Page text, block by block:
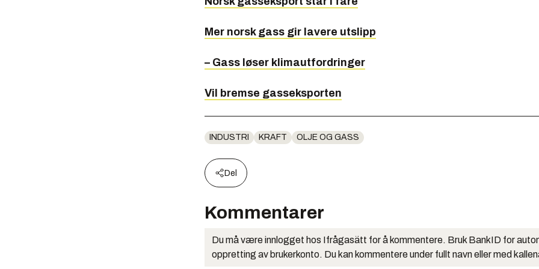
Mer norsk gass gir lavere utslipp
– Gass løser klimautfordringer
Vil bremse gasseksporten
INDUSTRI KRAFT OLJE OG GASS
Del
Kommentarer
Du må være innlogget hos Ifrågasätt for å kommentere. Bruk BankID for
oppretting av brukerkonto. Du kan kommentere under fullt navn eller med